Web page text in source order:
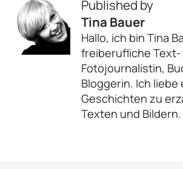
Published by
Tina Bauer
Hallo, ich bin Tina
freiberufliche Text-
Fotojournalistin,
Bloggerin. Ich liebe
Geschichten zu
Texten und Bildern.